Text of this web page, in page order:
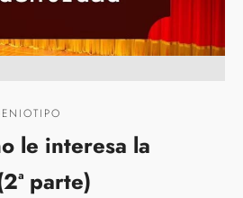
le interesa la
parte)